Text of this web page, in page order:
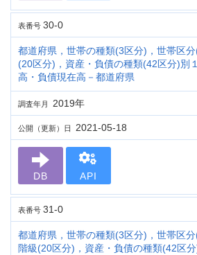
表番号 30-0
都道府県，世帯の種類(3区分)，世帯区
(20区分)，資産・負債の種類(42区分)別
高・負債現在高－都道府県
調査年月 2019年
公開（更新）日 2021-05-18
DB API
表番号 31-0
都道府県，世帯の種類(3区分)，世帯区
階級(20区分)，資産・負債の種類(42区